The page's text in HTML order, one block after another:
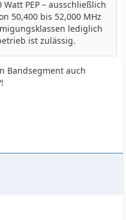
PEP – ausschließlich
50,400 bis 52,000 MHz
lediglich
ist zulässig.
Bandsegment auch